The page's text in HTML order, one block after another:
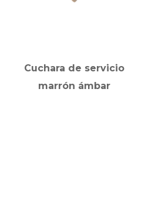
Cuchara de servicio
marrón ámbar